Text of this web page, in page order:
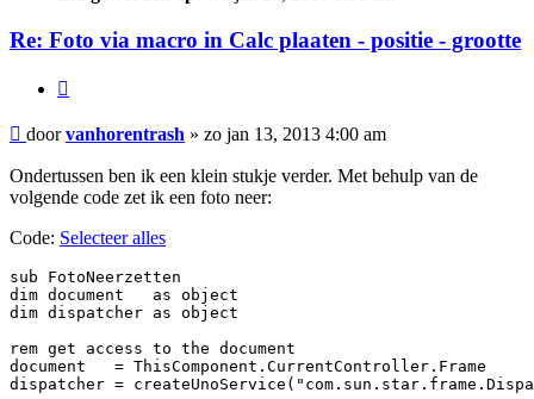
Re: Foto via macro in Calc plaaten - positie - grootte
Bericht
doorvanhorentrash » zo jan 13, 2013 4:00 am
Ondertussen ben ik een klein stukje verder. Met behulp van de
volgende code zet ik een foto neer:
Code: Selecteer alles
sub FotoNeerzetten
dim document   as object
dim dispatcher as object
rem get access to the document
document   = ThisComponent.CurrentController.Frame
dispatcher =